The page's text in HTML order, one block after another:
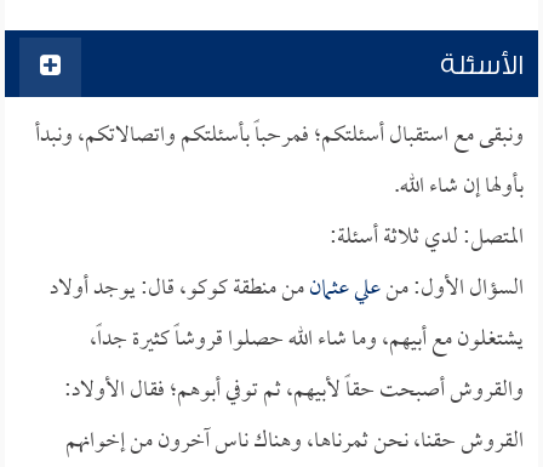
الأسئلة
ونبقى مع استقبال أسئلتكم؛ فمرحباً بأسئلتكم واتصالاتكم، ونبدأ
بأولها إن شاء الله.
المتصل: لدي ثلاثة أسئلة:
السؤال الأول: منعلي عثمانمن منطقة كوكو، قال: يوجد أولاد
يشتغلون مع أبيهم، وما شاء الله حصلوا قروشاً كثيرة جداً،
والقروش أصبحت حقاً لأبيهم، ثم توفي أبوهم؛ فقال الأولاد:
القروش حقنا، نحن ثمرناها، وهناك ناس آخرون من إخوانهم